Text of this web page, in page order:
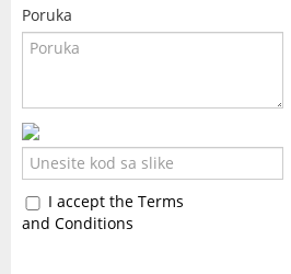
Poruka
I accept the Terms
and Conditions